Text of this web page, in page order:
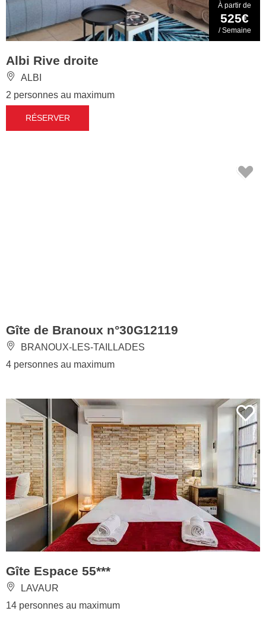
À partir de
525€
/ Semaine
Albi Rive droite
ALBI
2 personnes au maximum
RÉSERVER
Gîte de Branoux n°30G12119
BRANOUX-LES-TAILLADES
4 personnes au maximum
Gîte Espace 55***
LAVAUR
14 personnes au maximum